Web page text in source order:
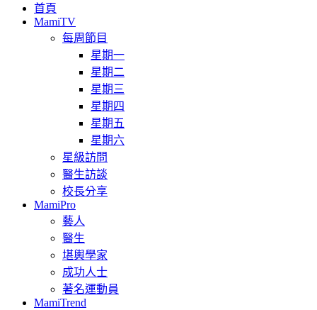
首頁
MamiTV
每周節目
星期一
星期二
星期三
星期四
星期五
星期六
星級訪問
醫生訪談
校長分享
MamiPro
藝人
醫生
堪輿學家
成功人士
著名運動員
MamiTrend